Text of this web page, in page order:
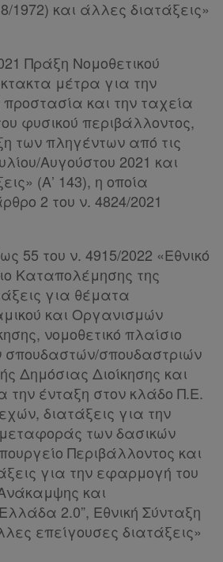
1972) και άλλες διατάξεις»
Πράξη Νομοθετικού
μέτρα για την
και την ταχεία
φυσικού περιβάλλοντος,
των πληγέντων από τις
Αυγούστου 2021 και
(Α’ 143), η οποία
2 του ν. 4824/2021
55 του ν. 4915/2022 «Εθνικό
Καταπολέμησης της
για θέματα
και Οργανισμών
νομοθετικό πλαίσιο
σπουδαστών/σπουδαστριών
Δημόσιας Διοίκησης και
την ένταξη στον κλάδο Π.Ε.
διατάξεις για την
των δασικών
Περιβάλλοντος και
για την εφαρμογή του
και
2.0”, Εθνική Σύνταξη
επείγουσες διατάξεις»